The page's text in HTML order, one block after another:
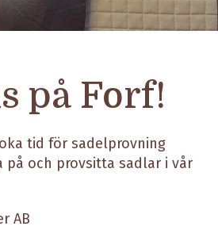
på Forf!
tid för sadelprovning
och provsitta sadlar i vår
AB